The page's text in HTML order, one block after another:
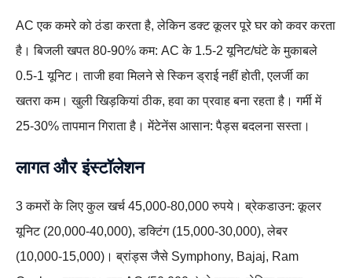
AC एक कमरे को ठंडा करता है, लेकिन डक्ट कूलर पूरे घर को कवर करता
है। बिजली खपत 80-90% कम: AC के 1.5-2 यूनिट/घंटे के मुकाबले
0.5-1 यूनिट। ताजी हवा मिलने से स्किन ड्राई नहीं होती, एलर्जी का
खतरा कम। खुली खिड़कियां ठीक, हवा का प्रवाह बना रहता है। गर्मी में
25-30% तापमान गिराता है। मेंटेनेंस आसान: पैड्स बदलना सस्ता।
लागत और इंस्टॉलेशन
3 कमरों के लिए कुल खर्च 45,000-80,000 रुपये। ब्रेकडाउन: कूलर
यूनिट (20,000-40,000), डक्टिंग (15,000-30,000), लेबर
(10,000-15,000)। ब्रांड्स जैसे Symphony, Bajaj, Ram